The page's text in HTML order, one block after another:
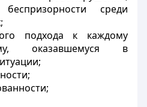
среди
подхода к каждому
оказавшемуся в